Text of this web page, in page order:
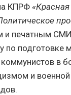
КПРФ «Красная
и печатным
по подготовке
в
и военной